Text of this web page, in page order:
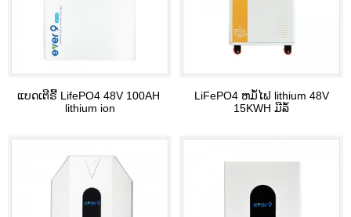
ແບດເຕີຣີ້ LifePO4 48V 100AH ​​
lithium ion
LiFePO4 ຫມໍ້ໄຟ lithium 48V
15KWH ມີລໍ້